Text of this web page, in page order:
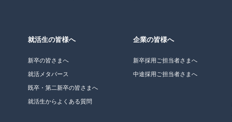
就活生の皆様へ
新卒の皆さまへ
就活メタバース
既卒・第二新卒の皆さまへ
就活生からよくある質問
企業の皆様へ
新卒採用ご担当者さまへ
中途採用ご担当者さまへ